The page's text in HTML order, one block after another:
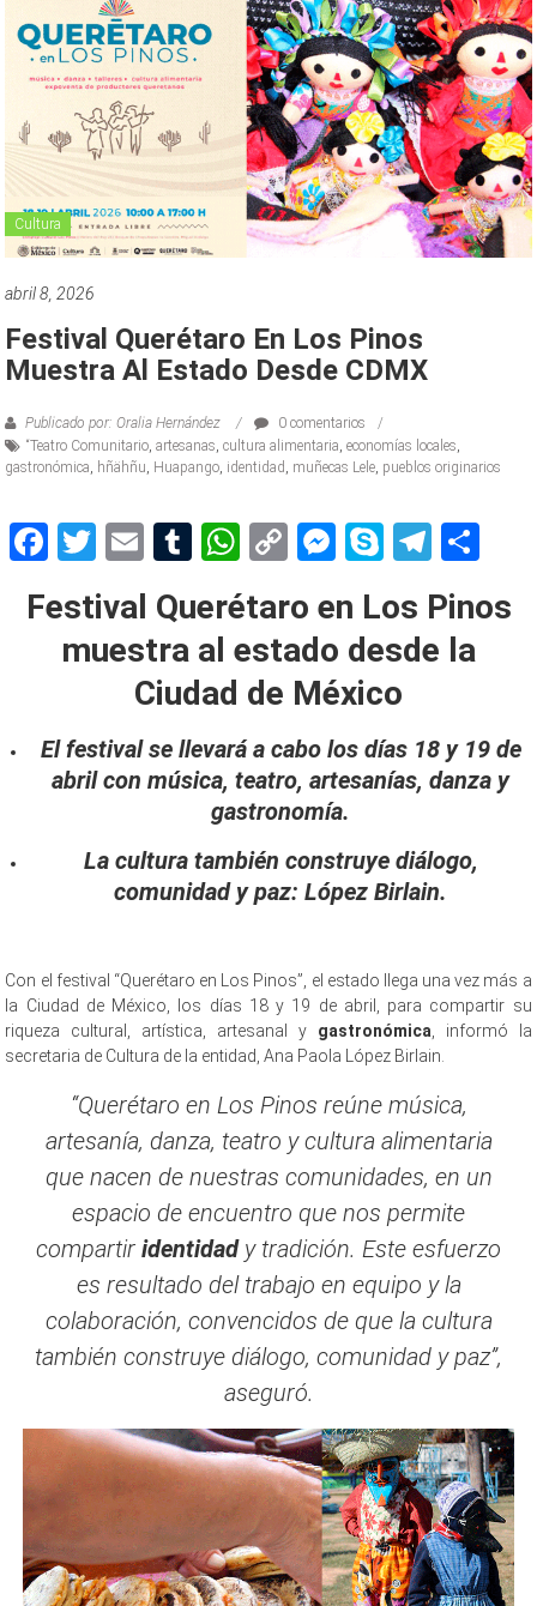
Cultura
abril 8, 2026
Festival Querétaro En Los Pinos
Muestra Al Estado Desde CDMX
Publicado por: Oralia Hernández
0 comentarios
“Teatro Comunitario ,artesanas ,cultura alimentaria ,economías locales
gastronómica
hñähñu Huapango identidad muñecas Lele pueblos originarios
Facebook
Twitter
EmailTumblr
WhatsApp
CopyMessenger
Skype
Festival Querétaro en Los Pinos
muestra al estado desde la
Ciudad de México
El festival se llevará a cabo los días 18 y 19 de
abril con música, teatro, artesanías, danza y
gastronomía.
La cultura también construye diálogo,
comunidad y paz: López Birlain.
Con el festival “Querétaro en Los Pinos”, el estado llega una vez más a
la Ciudad de México, los días 18 y 19 de abril, para compartir su
riqueza cultural, artística, artesanal y gastronómica , informó la
secretaria de Cultura de la entidad, Ana Paola López Birlain.
“Querétaro en Los Pinos reúne música,
artesanía, danza, teatro y cultura alimentaria
que nacen de nuestras comunidades, en un
espacio de encuentro que nos permite
compartir identidady tradición. Este esfuerzo
es resultado del trabajo en equipo y la
colaboración, convencidos de que la cultura
también construye diálogo, comunidad y paz”,
aseguró.